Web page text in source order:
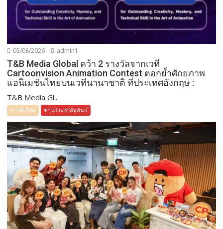
05/08/2026 admin1
T&B Media Global คว้า 2 รางวัลจากเวที
Cartoonvision Animation Contest ตอกย้ำศักยภาพ
แอนิเมชันไทยบนเวทีนานาชาติ ที่ประเทศอังกฤษ :
T&B Media Gl...
ข่าวทั่วไทย ข่าวประชาสัมพันธ์